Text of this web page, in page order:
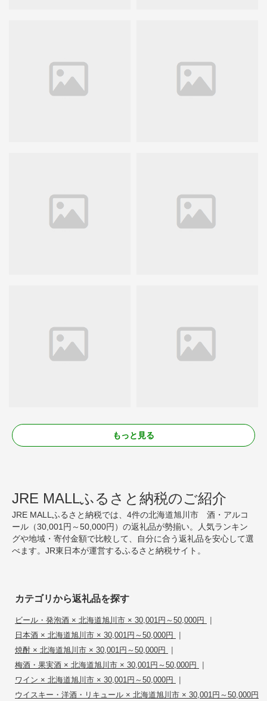
もっと見る
JRE MALLふるさと納税のご紹介
JRE MALLふるさと納税では、4件の北海道旭川市 酒・アルコ
ール（30,001円～50,000円）の返礼品が勢揃い。人気ランキン
グや地域・寄付金額で比較して、自分に合う返礼品を安心して選
べます。JR東日本が運営するふるさと納税サイト。
カテゴリから返礼品を探す
ビール・発泡酒 × 北海道旭川市 × 30,001円～50,000円 |
日本酒 × 北海道旭川市 × 30,001円～50,000円 |
焼酎 × 北海道旭川市 × 30,001円～50,000円 |
梅酒・果実酒 × 北海道旭川市 × 30,001円～50,000円 |
ワイン × 北海道旭川市 × 30,001円～50,000円 |
ウイスキー・洋酒・リキュール × 北海道旭川市 × 30,001円～50,000円